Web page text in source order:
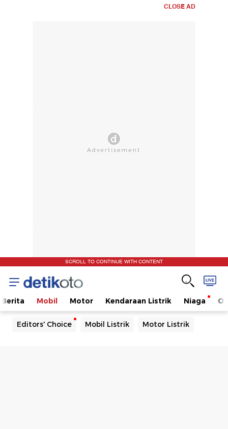
CLOSE AD
SCROLL TO CONTINUE WITH CONTENT
Berita Mobil Motor Kendaraan Listrik Niaga
Editors' Choice Mobil Listrik Motor Listrik